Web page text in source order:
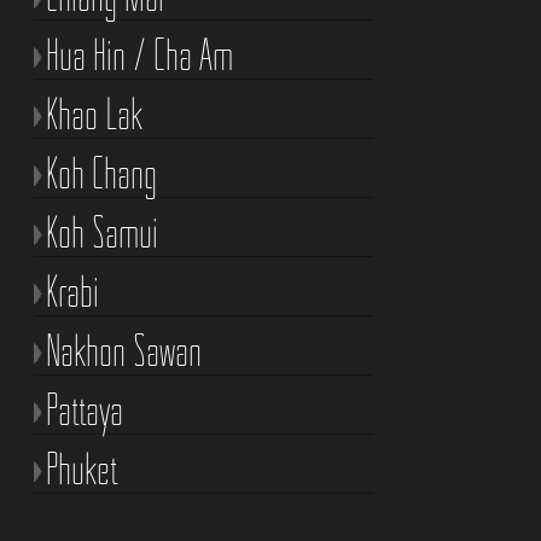
Hua Hin / Cha Am
Khao Lak
Koh Chang
Koh Samui
Krabi
Nakhon Sawan
Pattaya
Phuket